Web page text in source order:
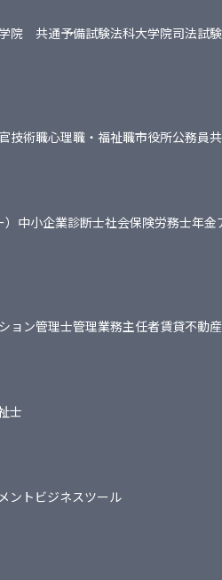
院 共通予備試験法科大学院司法試験
技術職心理職・福祉職市役所公務員
中小企業診断士社会保険労務士年金
ョン管理士管理業務主任者賃貸不動
士
ント ビジネスツール